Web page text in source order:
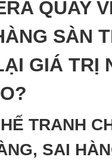
QUAY
SÀN
GIÁ TRỊ
TRANH
SAI